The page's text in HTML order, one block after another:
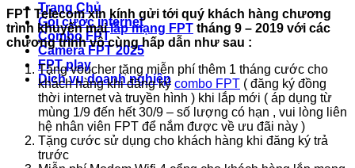
Trang Chủ
Gói cước internet
Combo FPT
Camera FPT 2025
FPT play
Dịch vụ doanh nghiệp
FPT Telecom xin kính gửi tới quý khách hàng chương
trình khuyến mạilắp mạng FPT tháng 9 – 2019 với các
chương trình vô cùng hấp dẫn như sau :
Tặng voucher tặng miễn phí thêm 1 tháng cước cho
khách hàng khi đăng ký combo FPT ( đăng ký đồng
thời internet và truyền hình ) khi lắp mới ( áp dụng từ
mùng 1/9 đến hết 30/9 – số lượng có hạn , vui lòng liên
hệ nhân viên FPT để nắm được về ưu đãi này )
Tặng cước sử dụng cho khách hàng khi đăng ký trả
trước